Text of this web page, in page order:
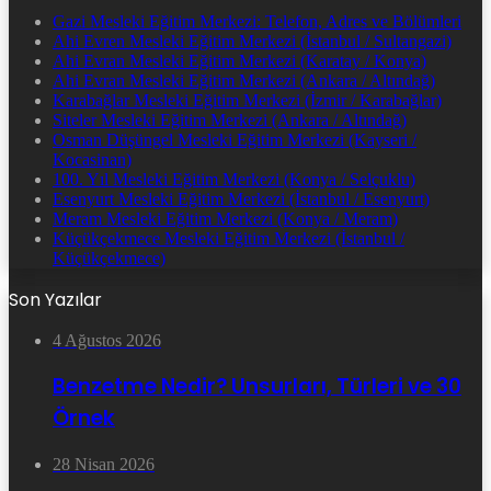
Gazi Mesleki Eğitim Merkezi: Telefon, Adres ve Bölümleri
Ahi Evren Mesleki Eğitim Merkezi (İstanbul / Sultangazi)
Ahi Evran Mesleki Eğitim Merkezi (Karatay / Konya)
Ahi Evran Mesleki Eğitim Merkezi (Ankara / Altındağ)
Karabağlar Mesleki Eğitim Merkezi (İzmir / Karabağlar)
Siteler Mesleki Eğitim Merkezi (Ankara / Altındağ)
Osman Düşüngel Mesleki Eğitim Merkezi (Kayseri /
Kocasinan)
100. Yıl Mesleki Eğitim Merkezi (Konya / Selçuklu)
Esenyurt Mesleki Eğitim Merkezi (İstanbul / Esenyurt)
Meram Mesleki Eğitim Merkezi (Konya / Meram)
Küçükçekmece Mesleki Eğitim Merkezi (İstanbul /
Küçükçekmece)
Son Yazılar
4 Ağustos 2026
Benzetme Nedir? Unsurları, Türleri ve 30
Örnek
28 Nisan 2026